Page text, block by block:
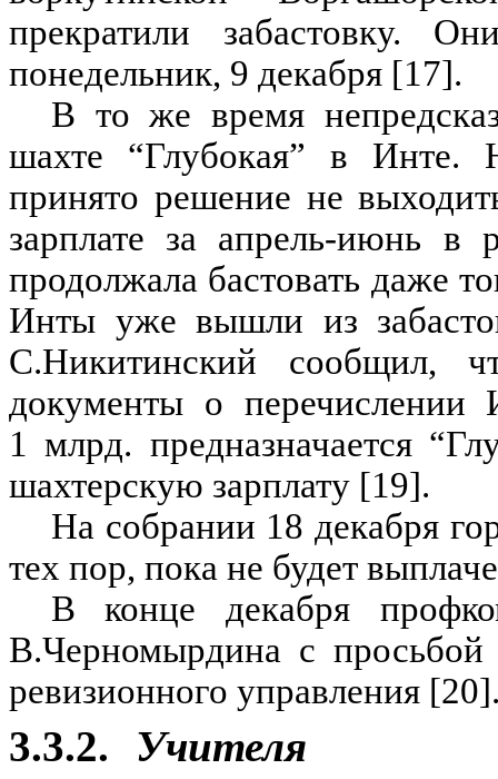
прекратили забастовку.
понедельник, 9 декабря [17].
В то же время
шахте “Глубокая” в Инте.
принято решение не
зарплате за апрель-июнь
продолжала бастовать даже
Инты уже вышли из
С.Никитинский сообщил,
документы о
1 млрд. предназначается
шахтерскую зарплату [19].
На собрании 18 декабря
тех пор, пока не будет
В конце декабря
В.Черномырдина с просьбой
ревизионного управления
3.3.2. Учителя